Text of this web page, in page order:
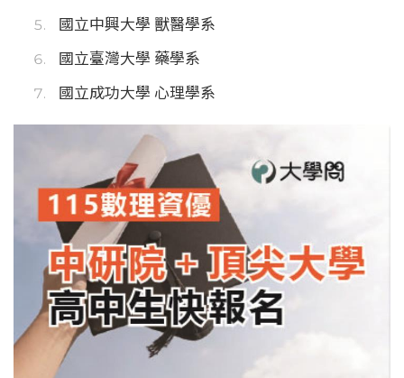
國立中興大學 獸醫學系
國立臺灣大學 藥學系
國立成功大學 心理學系